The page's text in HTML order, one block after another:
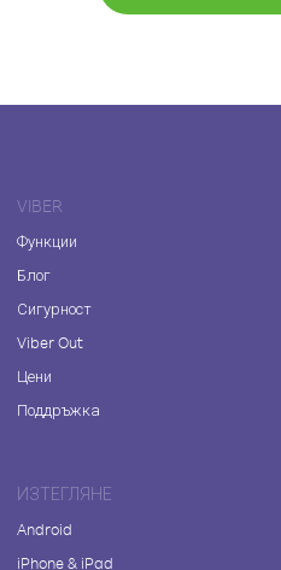
VIBER
Функции
Блог
Сигурност
Viber Out
Цени
Поддръжка
ИЗТЕГЛЯНЕ
Android
iPhone & iPad